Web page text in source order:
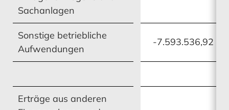
Sachanlagen
Sonstige betriebliche
Aufwendungen
-7.593.536,92
Erträge aus anderen